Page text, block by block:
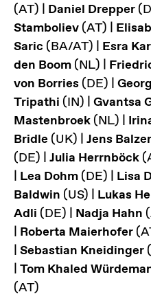
(AT) | Daniel Drepper
Stamboliev (AT) |
Saric (BA/AT) | Esra
den Boom (NL) |
von Borries (DE) |
Tripathi (IN) | Gvantsa
Mastenbroek (NL) |
Bridle (UK) | Jens Balzer
(DE) | Julia Herrnböck
Lea Dohm (DE) | Lisa
Baldwin (US) | Lukas
Adli (DE) | Nadja Hahn
Roberta Maierhofer
Sebastian Kneidinger
Tom Khaled
(AT)